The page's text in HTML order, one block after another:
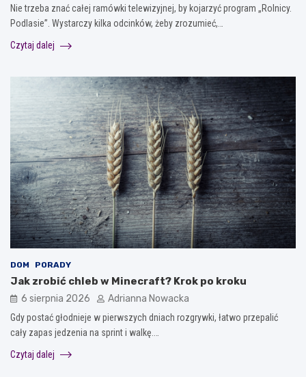
Nie trzeba znać całej ramówki telewizyjnej, by kojarzyć program „Rolnicy.
Podlasie”. Wystarczy kilka odcinków, żeby zrozumieć,…
Czytaj dalej
DOM PORADY
Jak zrobić chleb w Minecraft? Krok po kroku
6 sierpnia 2026 Adrianna Nowacka
Gdy postać głodnieje w pierwszych dniach rozgrywki, łatwo przepalić
cały zapas jedzenia na sprint i walkę.…
Czytaj dalej